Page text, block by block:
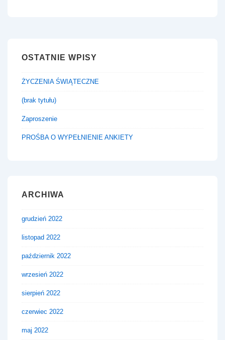
OSTATNIE WPISY
ŻYCZENIA ŚWIĄTECZNE
(brak tytułu)
Zaproszenie
PROŚBA O WYPEŁNIENIE ANKIETY
ARCHIWA
grudzień 2022
listopad 2022
październik 2022
wrzesień 2022
sierpień 2022
czerwiec 2022
maj 2022